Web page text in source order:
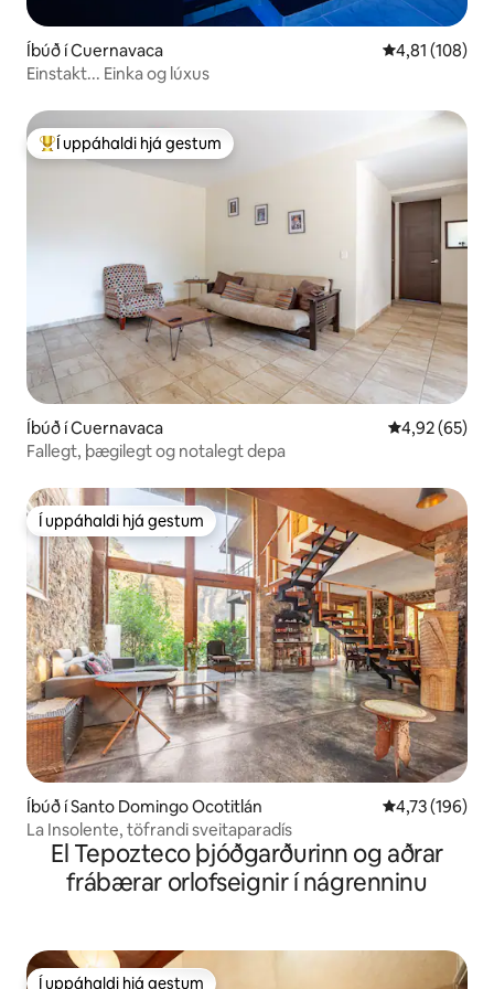
Íbúð í Cuernavaca 4,81 af 5 í
4,81 (108)
Einstakt... Einka og lúxus
Í mestu uppáhaldi hjá gestum
Í uppáhaldi hjá gestum
Íbúð í Cuernavaca 4,92 af 5 í
4,92 (65)
Fallegt, þægilegt og notalegt depa
Í uppáhaldi hjá gestum
Í uppáhaldi hjá gestum
Íbúð í Santo Domingo Ocotitlán 4,73 af 5 í
4,73 (196)
La Insolente, töfrandi sveitaparadís
El Tepozteco þjóðgarðurinn og aðrar
frábærar orlofseignir í nágrenninu
Í uppáhaldi hjá gestum